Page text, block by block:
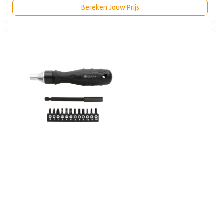
Bereken Jouw Prijs